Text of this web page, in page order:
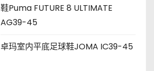
鞋Puma FUTURE 8 ULTIMATE
AG39-45
卓玛室内平底足球鞋JOMA IC39-45